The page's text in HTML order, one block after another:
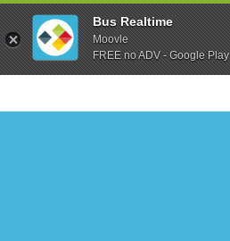
Bus Realtime
Moovle
FREE no ADV - Google Play